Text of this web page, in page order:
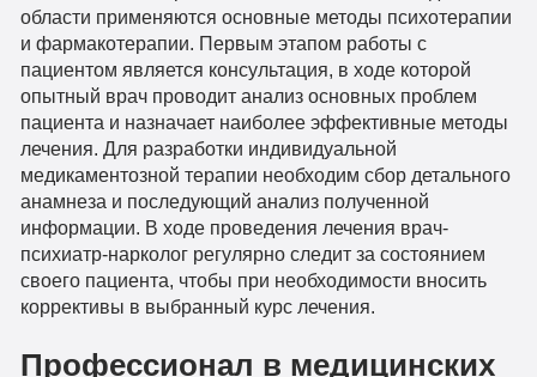
области применяются основные методы психотерапии
и фармакотерапии. Первым этапом работы с
пациентом является консультация, в ходе которой
опытный врач проводит анализ основных проблем
пациента и назначает наиболее эффективные методы
лечения. Для разработки индивидуальной
медикаментозной терапии необходим сбор детального
анамнеза и последующий анализ полученной
информации. В ходе проведения лечения врач-
психиатр-нарколог регулярно следит за состоянием
своего пациента, чтобы при необходимости вносить
коррективы в выбранный курс лечения.
Профессионал в медицинских